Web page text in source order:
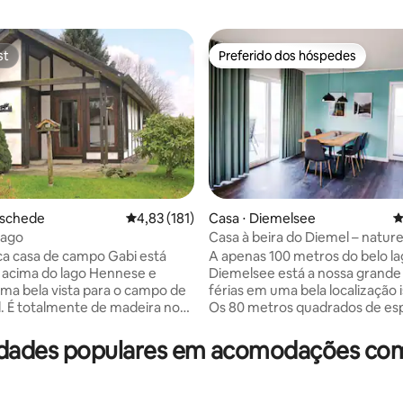
de 5, 21 avaliações
4,83 de uma avaliação média de 5, 181
4,83 (181)
casa de campo Gabi está
do lago Hennese e
bela vista para o campo de
em uma atmosfera
Preferido dos hóspedes
Preferido dos hóspedes
Casa ⋅ Diemelsee
Casa à beira do Diemel –
com sauna privativa
A apenas 100 metros do belo
Diemelsee está a nossa grande
férias em uma bela localização
Os 80 metros quadrados de
banheiro, corredor, toalete e
espaçosa sala de estar com
populares em acomodações